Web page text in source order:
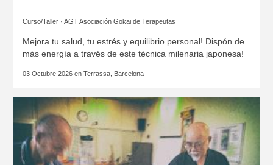
Curso/Taller · AGT Asociación Gokai de Terapeutas
Mejora tu salud, tu estrés y equilibrio personal! Dispón de
más energía a través de este técnica milenaria japonesa!
03 Octubre 2026 en Terrassa, Barcelona